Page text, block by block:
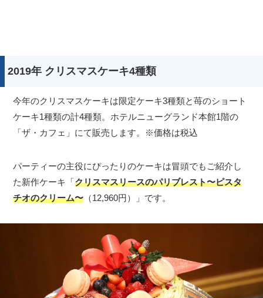
2019年 クリスマスケーキ4種類
今年のクリスマスケーキは限定ケーキ3種類と苺のショート
ケーキ1種類の計4種類。ホテルニューグランド本館1階の
「ザ・カフェ」にて販売します。※価格は税込
パーティーの主役にぴったりのケーキは冒頭でもご紹介し
た新作ケーキ「クリスマスリースのパリブレスト〜ピスタ
チオのクリーム〜 （12,960円）」です。